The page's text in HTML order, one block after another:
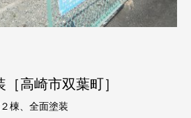
高崎市双葉町］
棟、全面塗装